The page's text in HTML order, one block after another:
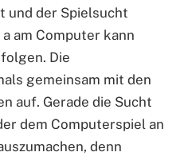
und der Spielsucht
am Computer kann
Die
gemeinsam mit den
auf. Gerade die Sucht
dem Computerspiel an
denn